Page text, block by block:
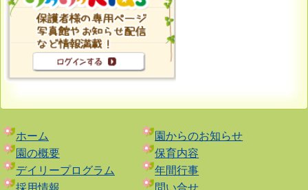
ホーム
園からのお知らせ
園の概要
保育内容
デイリープログラム
年間行事
採用情報
問い合せ